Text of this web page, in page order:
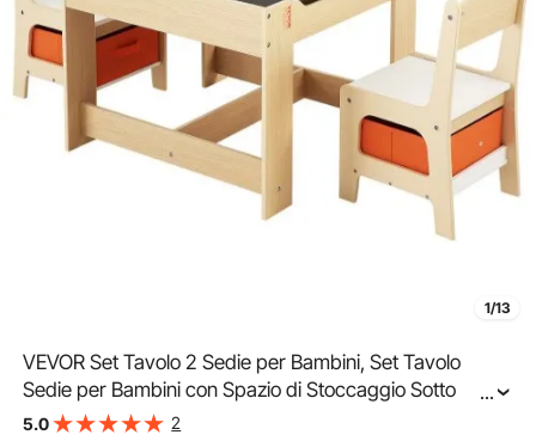
1/13
VEVOR Set Tavolo 2 Sedie per Bambini, Set Tavolo
Sedie per Bambini con Spazio di Stoccaggio Sotto
Tavolo, Contenitore Portaoggetti in Tessuto Sotto Sedie,
...
5.0 2